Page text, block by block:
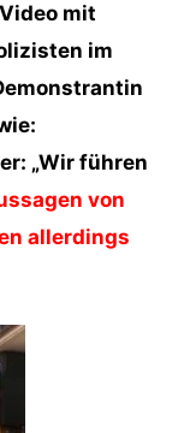
mit
im
„Wir führen
von
allerdings